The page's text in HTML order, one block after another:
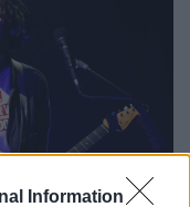
Information